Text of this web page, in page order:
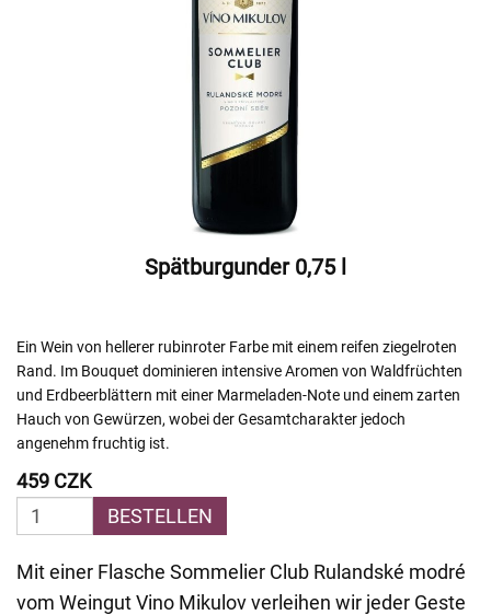
Spätburgunder 0,75 l
Ein Wein von hellerer rubinroter Farbe mit einem reifen ziegelroten
Rand. Im Bouquet dominieren intensive Aromen von Waldfrüchten
und Erdbeerblättern mit einer Marmeladen-Note und einem zarten
Hauch von Gewürzen, wobei der Gesamtcharakter jedoch
angenehm fruchtig ist.
459 CZK
BESTELLEN
Mit einer Flasche Sommelier Club Rulandské modré
vom Weingut Vino Mikulov verleihen wir jeder Geste